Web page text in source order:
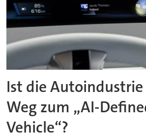
Ist die
Weg zum „AI-
Vehicle“?